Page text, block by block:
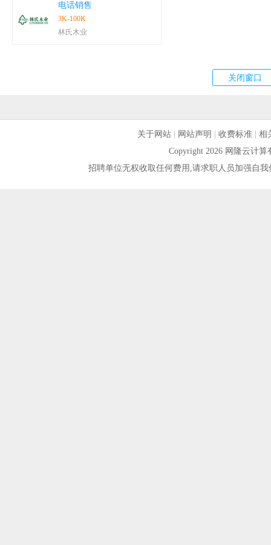
电话销售
3K-100K
林氏木业
关于网站 网站声明 |收费标准 |相
Copyright 2026 网隆云计
招聘单位无权收取任何费用,请求职人员加强自